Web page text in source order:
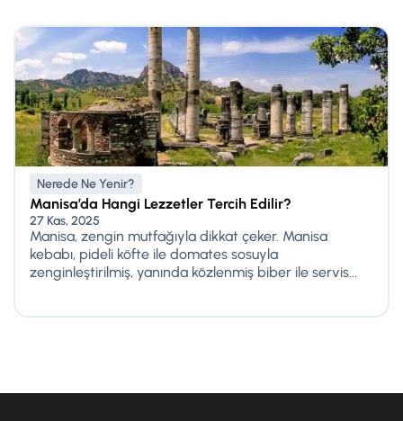
Nerede Ne Yenir?
Manisa’da Hangi Lezzetler Tercih Edilir?
27 Kas, 2025
Manisa, zengin mutfağıyla dikkat çeker. Manisa
kebabı, pideli köfte ile domates sosuyla
zenginleştirilmiş, yanında közlenmiş biber ile servis...